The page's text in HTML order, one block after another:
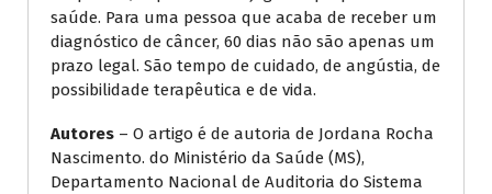
saúde. Para uma pessoa que acaba de receber um
diagnóstico de câncer, 60 dias não são apenas um
prazo legal. São tempo de cuidado, de angústia, de
possibilidade terapêutica e de vida.
Autores – O artigo é de autoria de Jordana Rocha
Nascimento. do Ministério da Saúde (MS),
Departamento Nacional de Auditoria do Sistema